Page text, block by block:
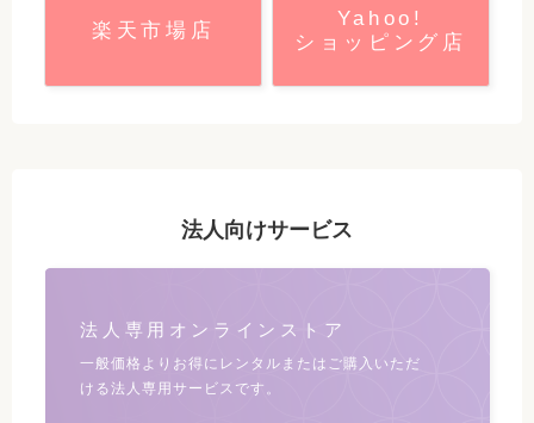
楽天市場店
Yahoo!
ショッピング店
法人向けサービス
法人専用オンラインストア
一般価格よりお得にレンタルまたは ご購入いただ
ける法人専用サービスです。